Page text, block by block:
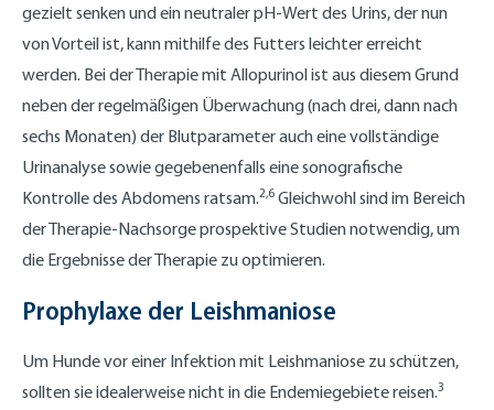
gezielt senken und ein neutraler pH-Wert des Urins, der nun
von Vorteil ist, kann mithilfe des Futters leichter erreicht
werden. Bei der Therapie mit Allopurinol ist aus diesem Grund
neben der regelmäßigen Überwachung (nach drei, dann nach
sechs Monaten) der Blutparameter auch eine vollständige
Urinanalyse sowie gegebenenfalls eine sonografische
Kontrolle des Abdomens ratsam.2,6 Gleichwohl sind im Bereich
der Therapie-Nachsorge prospektive Studien notwendig, um
die Ergebnisse der Therapie zu optimieren.
Prophylaxe der Leishmaniose
Um Hunde vor einer Infektion mit Leishmaniose zu schützen,
sollten sie idealerweise nicht in die Endemiegebiete reisen.3